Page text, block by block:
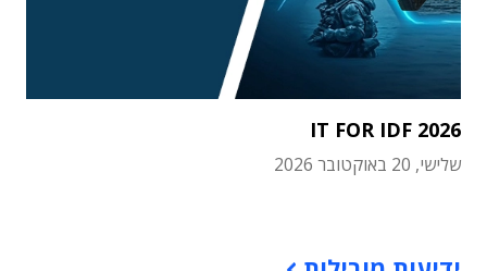
IT FOR IDF 2026
שלישי, 20 באוקטובר 2026